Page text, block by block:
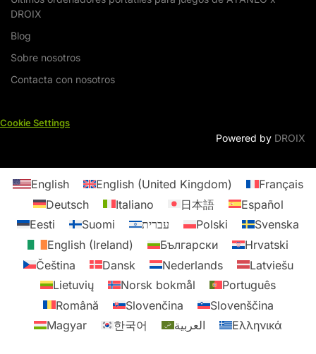
DROIX
Blog
Sobre nosotros
Contacta con nosotros
Cookie Settings
Powered by DROIX
English English (United Kingdom)
Français
Deutsch
Italiano 日本語
Español
Eesti
Suomi עברית Polski
Svenska
English (Ireland)
Български
Hrvatski
Čeština
Dansk Nederlands
Latviešu
Lietuvių
Norsk bokmål
Português
Română
Slovenčina
Slovenščina
Magyar
한국어 العربية Ελληνικά